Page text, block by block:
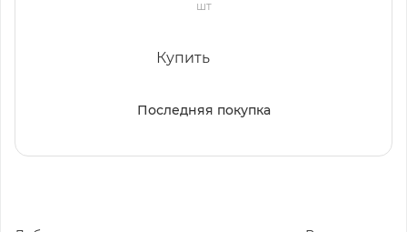
шт
Купить
Последняя покупка